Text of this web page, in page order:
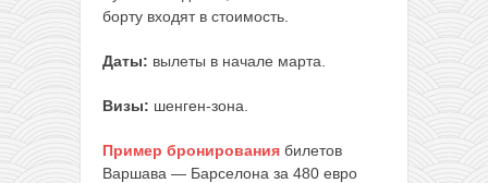
борту входят в стоимость.
Даты: вылеты в начале марта.
Визы: шенген-зона.
Пример бронирования билетов
Варшава — Барселона за 480 евро